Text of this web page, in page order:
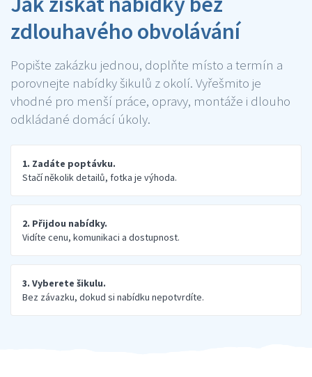
zdlouhavého obvolávání
Popište zakázku jednou, doplňte místo a termín a
porovnejte nabídky šikulů z okolí. Vyřešmito je
vhodné pro menší práce, opravy, montáže i dlouho
odkládané domácí úkoly.
1. Zadáte poptávku.
Stačí několik detailů, fotka je výhoda.
2. Přijdou nabídky.
Vidíte cenu, komunikaci a dostupnost.
3. Vyberete šikulu.
Bez závazku, dokud si nabídku nepotvrdíte.